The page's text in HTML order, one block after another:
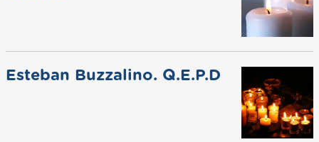
Esteban Buzzalino. Q.E.P.D